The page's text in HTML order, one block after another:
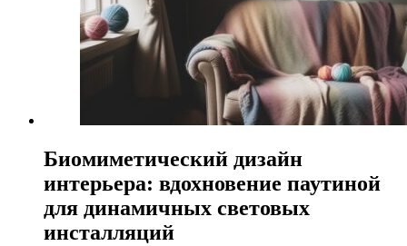
Биомиметический дизайн
интерьера: вдохновение паутиной
для динамичных световых
инсталляций